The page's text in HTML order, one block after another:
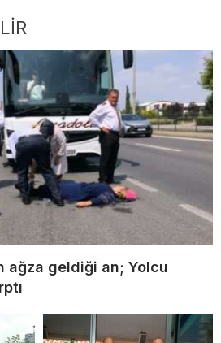
ağza geldiği an; Yolcu